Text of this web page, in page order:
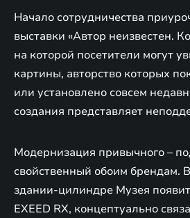
Начало сотрудничества
выставки «Автор неизвестен.
на которой посетители могут
картины, авторство которых
или установлено совсем
создания представляет
Модернизация привычного –
свойственный обоим брендам.
здании-цилиндре Музея
EXEED RX, концептуально